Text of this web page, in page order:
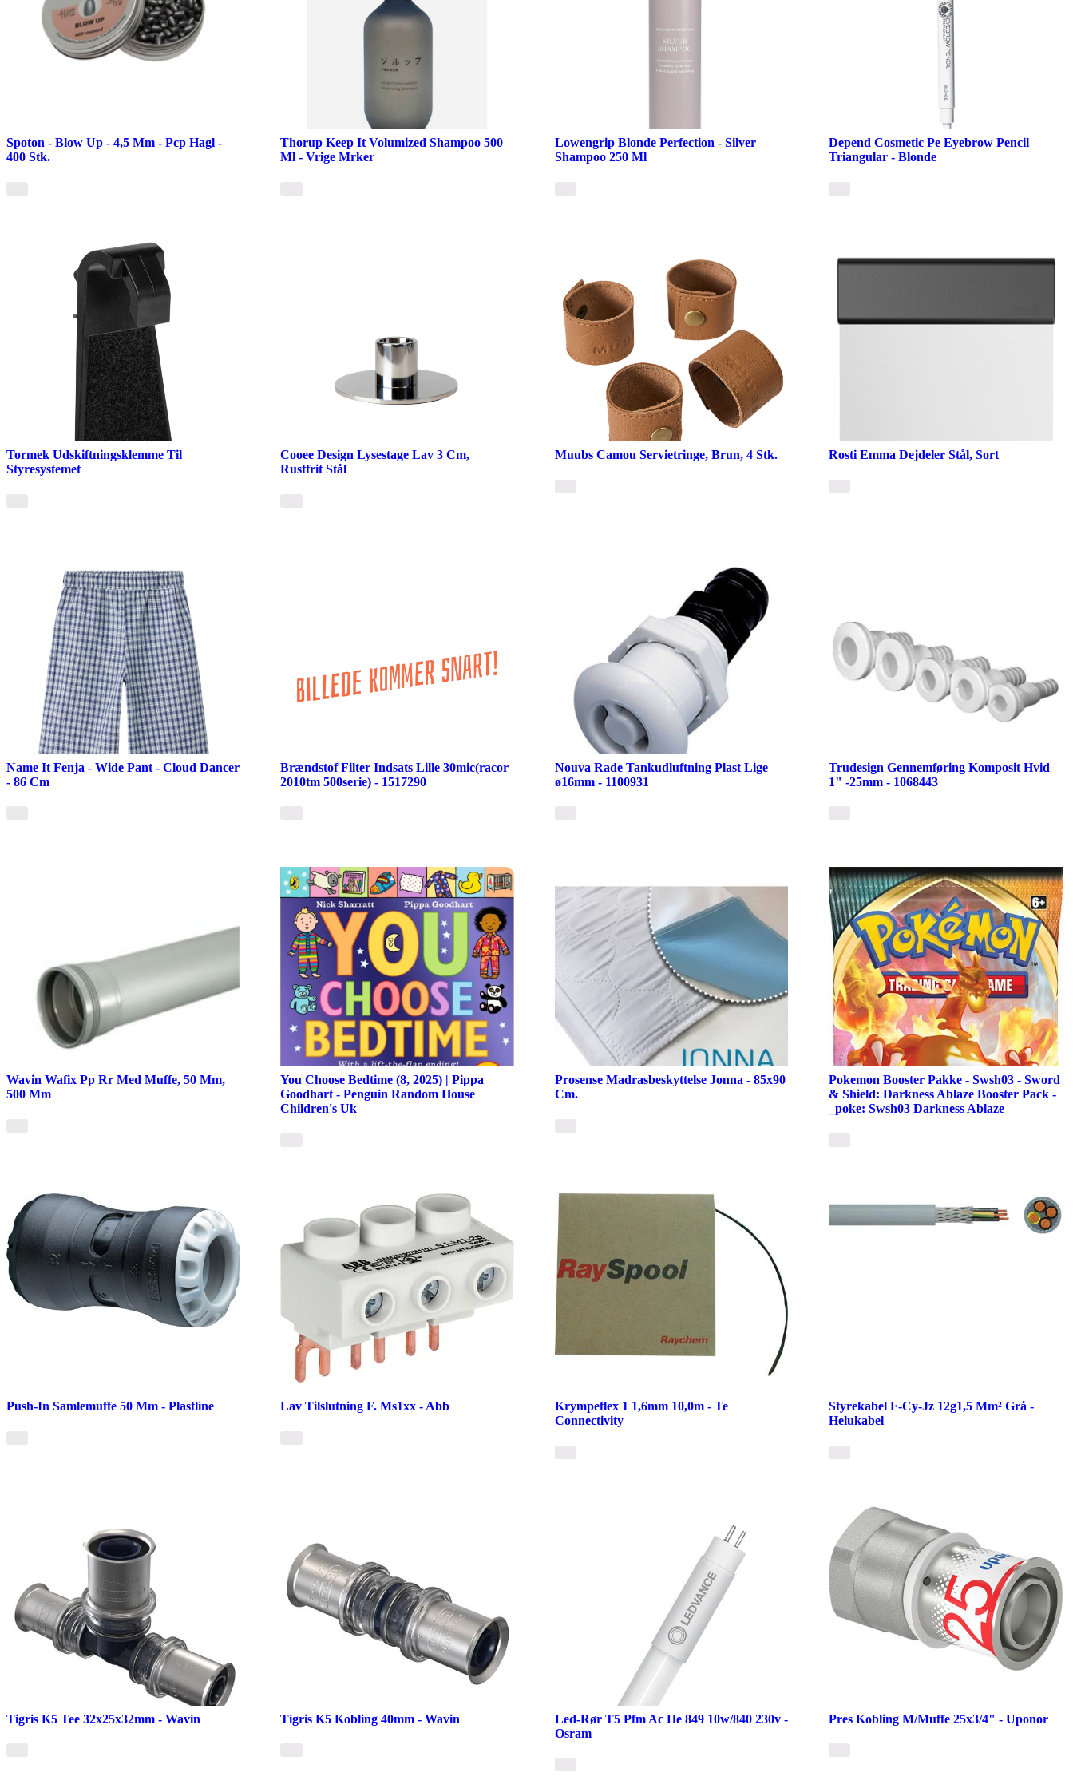
Spoton - Blow Up - 4,5 Mm - Pcp Hagl -
400 Stk.
Thorup Keep It Volumized Shampoo 500
Ml - Vrige Mrker
Lowengrip Blonde Perfection - Silver
Shampoo 250 Ml
Depend Cosmetic Pe Eyebrow Pencil
Triangular - Blonde
Tormek Udskiftningsklemme Til
Styresystemet
Cooee Design Lysestage Lav 3 Cm,
Rustfrit Stål
Muubs Camou Servietringe, Brun, 4 Stk. Rosti Emma Dejdeler Stål, Sort
Name It Fenja - Wide Pant - Cloud Dancer
- 86 Cm
Brændstof Filter Indsats Lille 30mic(racor
2010tm 500serie) - 1517290
Nouva Rade Tankudluftning Plast Lige
ø16mm - 1100931
Trudesign Gennemføring Komposit Hvid
1" -25mm - 1068443
Wavin Wafix Pp Rr Med Muffe, 50 Mm,
500 Mm
You Choose Bedtime (8, 2025) | Pippa
Goodhart - Penguin Random House
Children's Uk
Prosense Madrasbeskyttelse Jonna - 85x90
Cm.
Pokemon Booster Pakke - Swsh03 - Sword
& Shield: Darkness Ablaze Booster Pack -
_poke: Swsh03 Darkness Ablaze
Push-In Samlemuffe 50 Mm - Plastline Lav Tilslutning F. Ms1xx - Abb
Krympeflex 1 1,6mm 10,0m - Te
Connectivity
Styrekabel F-Cy-Jz 12g1,5 Mm² Grå -
Helukabel
Tigris K5 Tee 32x25x32mm - Wavin Tigris K5 Kobling 40mm - Wavin
Led-Rør T5 Pfm Ac He 849 10w/840 230v -
Osram
Pres Kobling M/Muffe 25x3/4" - Uponor